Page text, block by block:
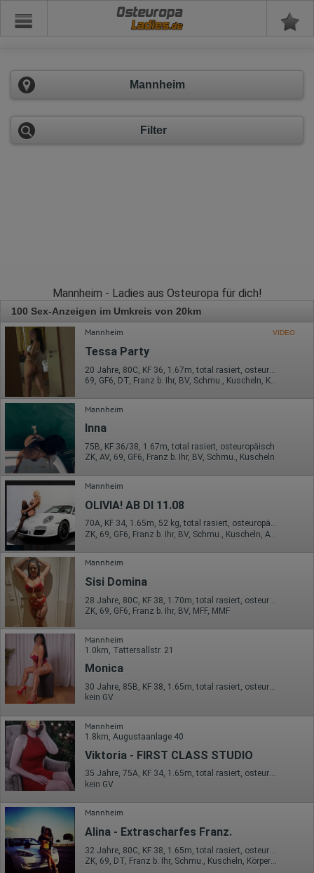
Osteuropa
Mannheim
Filter
Mannheim - Ladies aus Osteuropa für dich!
100 Sex-Anzeigen im Umkreis von 20km
Mannheim VIDEO
Tessa Party
20 Jahre, 80C, KF 36, 1.67m, total rasiert, osteuropäisch
69, GF6, DT, Franz b. Ihr, BV, Schmu., Kuscheln, Körperküs.
Mannheim
Inna
75B, KF 36/38, 1.67m, total rasiert, osteuropäisch
ZK, AV, 69, GF6, Franz b. Ihr, BV, Schmu., Kuscheln
Mannheim
OLIVIA! AB DI 11.08
70A, KF 34, 1.65m, 52 kg, total rasiert, osteuropäisch
Mannheim
Sisi Domina
ZK, 69, GF6, Franz b. Ihr, BV, MFF, MMF
Mannheim
1.0km, Tattersallstr. 21
Monica
30 Jahre, 85B, KF 38, 1.65m, total rasiert, osteuropäisch
kein GV
Mannheim
1.8km, Augustaanlage 40
Viktoria - FIRST CLASS STUDIO
35 Jahre, 75A, KF 34, 1.65m, total rasiert, osteuropäisch
kein GV
Mannheim
Alina - Extrascharfes Franz.
ZK, 69, DT, Franz b. Ihr, Schmu., Kuscheln, Körperküs., Mast.